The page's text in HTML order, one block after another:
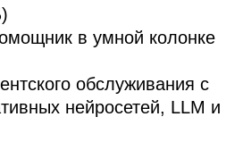
в умной колонке
обслуживания с
нейросетей, LLM и